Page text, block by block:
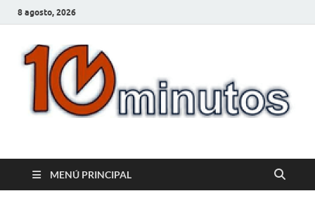
8 agosto, 2026
10minutos.com.uy
MENÚ PRINCIPAL